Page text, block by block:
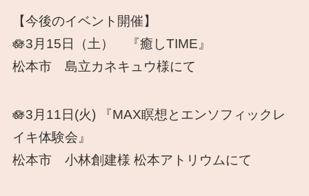
【今後のイベント開催】
🪷3月15日（土） 『癒しTIME』
松本市 島立カネキュウ様にて
🪷3月11日(火) 『MAX瞑想とエンソフィックレ
イキ体験会』
松本市 小林創建様 松本アトリウムにて